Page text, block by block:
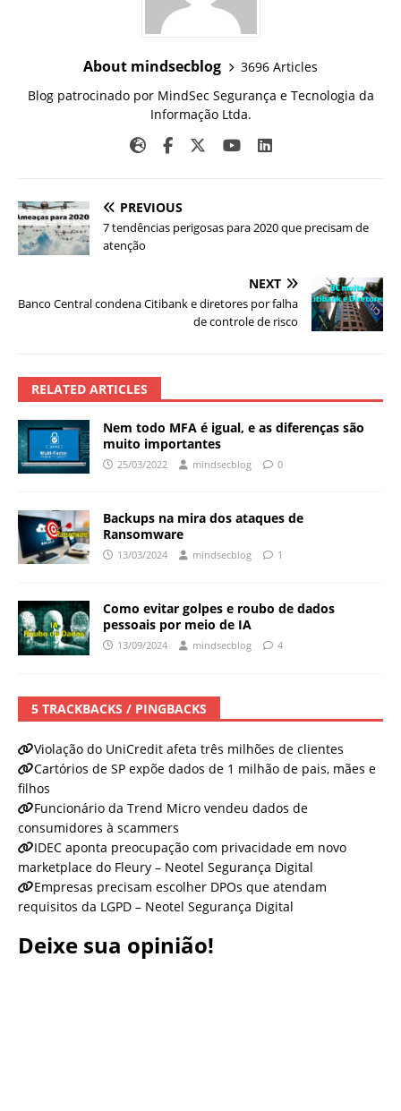
About mindsecblog
3696 Articles
Blog patrocinado por MindSec Segurança e Tecnologia da
Informação Ltda.
PREVIOUS
7 tendências perigosas para 2020 que precisam de
atenção
NEXT
Banco Central condena Citibank e diretores por falha
de controle de risco
RELATED ARTICLES
Nem todo MFA é igual, e as diferenças são
muito importantes
25/03/2022 mindsecblog 0
Backups na mira dos ataques de
Ransomware
13/03/2024 mindsecblog 1
Como evitar golpes e roubo de dados
pessoais por meio de IA
13/09/2024 mindsecblog 4
5 TRACKBACKS / PINGBACKS
Violação do UniCredit afeta três milhões de clientes
Cartórios de SP expõe dados de 1 milhão de pais, mães e
filhos
Funcionário da Trend Micro vendeu dados de
consumidores à scammers
IDEC aponta preocupação com privacidade em novo
marketplace do Fleury – Neotel Segurança Digital
Empresas precisam escolher DPOs que atendam
requisitos da LGPD – Neotel Segurança Digital
Deixe sua opinião!